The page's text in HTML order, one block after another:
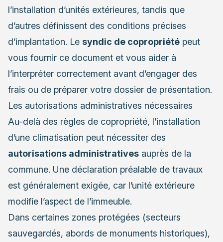
l’installation d’unités extérieures, tandis que
d’autres définissent des conditions précises
d’implantation. Le syndic de copropriété peut
vous fournir ce document et vous aider à
l’interpréter correctement avant d’engager des
frais ou de préparer votre dossier de présentation.
Les autorisations administratives nécessaires
Au-delà des règles de copropriété, l’installation
d’une climatisation peut nécessiter des
autorisations administratives auprès de la
commune. Une déclaration préalable de travaux
est généralement exigée, car l’unité extérieure
modifie l’aspect de l’immeuble.
Dans certaines zones protégées (secteurs
sauvegardés, abords de monuments historiques),